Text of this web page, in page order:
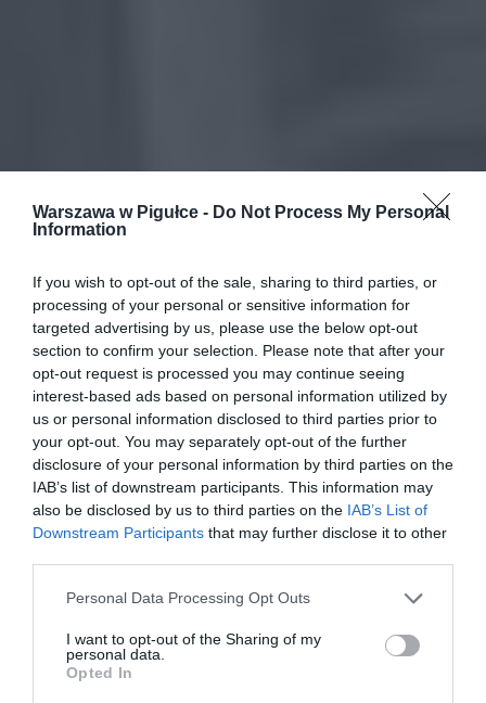
Warszawa w Pigułce - Do Not Process My Personal
Information
If you wish to opt-out of the sale, sharing to third parties, or
processing of your personal or sensitive information for
targeted advertising by us, please use the below opt-out
section to confirm your selection. Please note that after your
opt-out request is processed you may continue seeing
interest-based ads based on personal information utilized by
us or personal information disclosed to third parties prior to
your opt-out. You may separately opt-out of the further
disclosure of your personal information by third parties on the
IAB’s list of downstream participants. This information may
also be disclosed by us to third parties on the IAB’s List of
Downstream Participants that may further disclose it to other
Personal Data Processing Opt Outs
I want to opt-out of the Sharing of my
personal data.
Opted In